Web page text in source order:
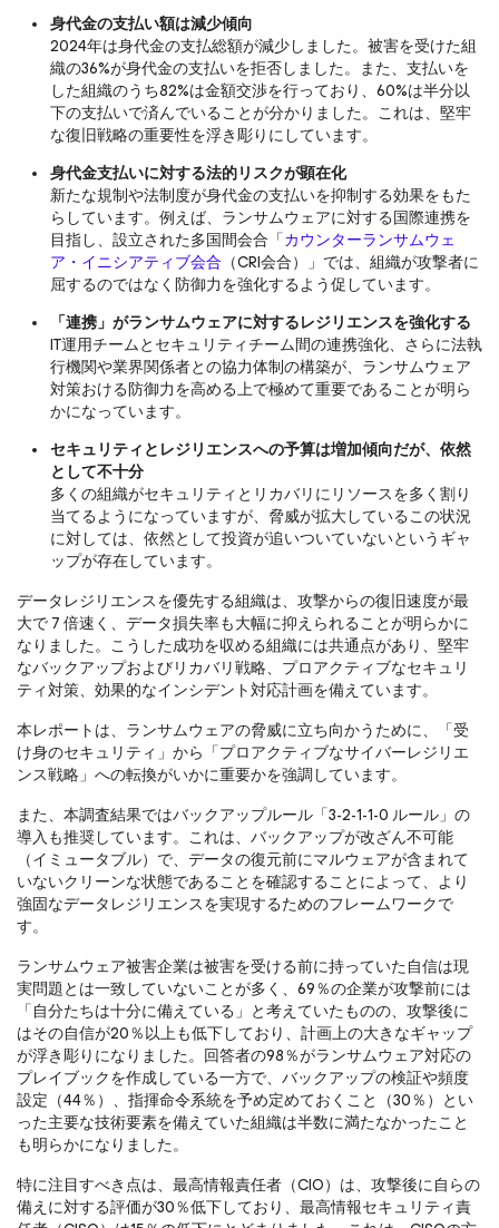
身代金の支払い額は減少傾向
2024年は身代金の支払総額が減少しました。被害を受けた組
織の36%が身代金の支払いを拒否しました。また、支払いを
した組織のうち82%は金額交渉を行っており、60%は半分以
下の支払いで済んでいることが分かりました。これは、堅牢
な復旧戦略の重要性を浮き彫りにしています。
身代金支払いに対する法的リスクが顕在化
新たな規制や法制度が身代金の支払いを抑制する効果をもた
らしています。例えば、ランサムウェアに対する国際連携を
目指し、設立された多国間会合「カウンターランサムウェ
ア・イニシアティブ会合 （CRI会合）」では、組織が攻撃者に
屈するのではなく防御力を強化するよう促しています。
「連携」がランサムウェアに対するレジリエンスを強化する
IT運用チームとセキュリティチーム間の連携強化、さらに法執
行機関や業界関係者との協力体制の構築が、ランサムウェア
対策おける防御力を高める上で極めて重要であることが明ら
かになっています。
セキュリティとレジリエンスへの予算は増加傾向だが、依然
として不十分
多くの組織がセキュリティとリカバリにリソースを多く割り
当てるようになっていますが、脅威が拡大しているこの状況
に対しては、依然として投資が追いついていないというギャ
ップが存在しています。
データレジリエンスを優先する組織は、攻撃からの復旧速度が最
大で 7 倍速く、データ損失率も大幅に抑えられることが明らかに
なりました。こうした成功を収める組織には共通点があり、堅牢
なバックアップおよびリカバリ戦略、プロアクティブなセキュリ
ティ対策、効果的なインシデント対応計画を備えています。
本レポートは、ランサムウェアの脅威に立ち向かうために、「受
け身のセキュリティ」から「プロアクティブなサイバーレジリエ
ンス戦略」への転換がいかに重要かを強調しています。
また、本調査結果ではバックアップルール「3-2-1-1-0 ルール」の
導入も推奨しています。これは、バックアップが改ざん不可能
（イミュータブル）で、データの復元前にマルウェアが含まれて
いないクリーンな状態であることを確認することによって、より
強固なデータレジリエンスを実現するためのフレームワークで
す。
ランサムウェア被害企業は被害を受ける前に持っていた自信は現
実問題とは一致していないことが多く、69％の企業が攻撃前には
「自分たちは十分に備えている」と考えていたものの、攻撃後に
はその自信が20％以上も低下しており、計画上の大きなギャップ
が浮き彫りになりました。回答者の98％がランサムウェア対応の
プレイブックを作成している一方で、バックアップの検証や頻度
設定（44％）、指揮命令系統を予め定めておくこと（30％）とい
った主要な技術要素を備えていた組織は半数に満たなかったこと
も明らかになりました。
特に注目すべき点は、最高情報責任者（CIO）は、攻撃後に自らの
備えに対する評価が30％低下しており、最高情報セキュリティ責